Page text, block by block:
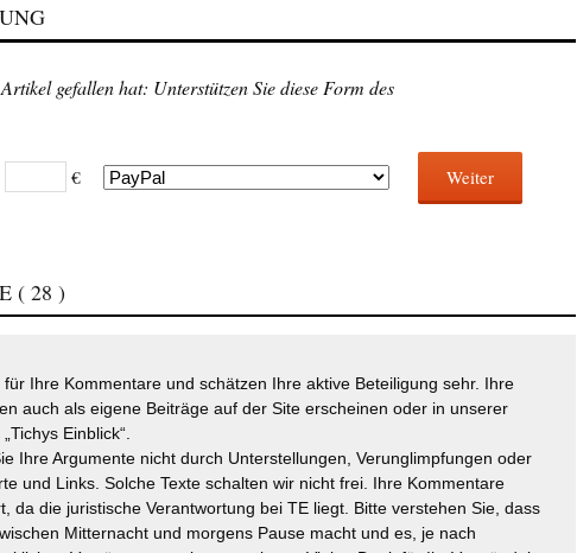
gefallen hat: Unterstützen Sie diese Form des
€ Weiter
( 28 )
Ihre Kommentare und schätzen Ihre aktive Beteiligung sehr. Ihre
auch als eigene Beiträge auf der Site erscheinen oder in unserer
Einblick“.
Ihre Argumente nicht durch Unterstellungen, Verunglimpfungen oder
und Links. Solche Texte schalten wir nicht frei. Ihre Kommentare
da die juristische Verantwortung bei TE liegt. Bitte verstehen Sie, dass
Mitternacht und morgens Pause macht und es, je nach